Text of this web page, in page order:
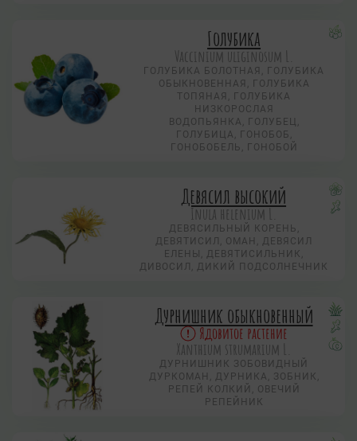
Голубика
Vaccinium uliginosum L.
ГОЛУБИКА БОЛОТНАЯ, ГОЛУБИКА
ОБЫКНОВЕННАЯ, ГОЛУБИКА
ТОПЯНАЯ, ГОЛУБИКА
НИЗКОРОСЛАЯ
ВОДОПЬЯНКА, ГОЛУБЕЦ,
ГОЛУБИЦА, ГОНОБОБ,
ГОНОБОБЕЛЬ, ГОНОБОЙ
Девясил высокий
Inula helenium L.
ДЕВЯСИЛЬНЫЙ КОРЕНЬ,
ДЕВЯТИСИЛ, ОМАН, ДЕВЯСИЛ
ЕЛЕНЫ, ДЕВЯТИСИЛЬНИК,
ДИВОСИЛ, ДИКИЙ ПОДСОЛНЕЧНИК
Дурнишник обыкновенный
Ядовитое растение
Xanthium strumarium L.
ДУРНИШНИК ЗОБОВИДНЫЙ
ДУРКОМАН, ДУРНИКА, ЗОБНИК,
РЕПЕЙ КОЛКИЙ, ОВЕЧИЙ
РЕПЕЙНИК